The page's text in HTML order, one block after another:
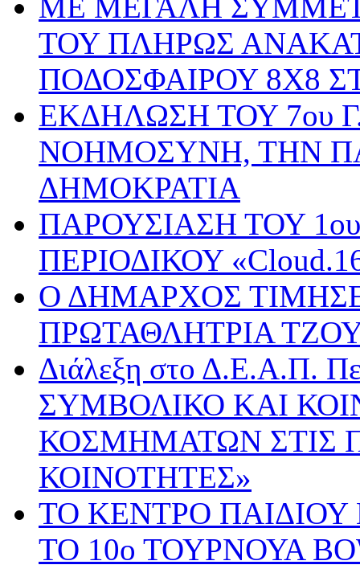
ΜΕ ΜΕΓΑΛΗ
ΤΟΥ ΠΛΗΡΩΣ
ΠΟΔΟΣΦΑΙΡΟΥ 8Χ8
ΕΚΔΗΛΩΣΗ ΤΟΥ 7ου
ΝΟΗΜΟΣΥΝΗ, ΤΗΝ
ΔΗΜΟΚΡΑΤΙΑ
ΠΑΡΟΥΣΙΑΣΗ ΤΟΥ
ΠΕΡΙΟΔΙΚΟΥ
Ο ΔΗΜΑΡΧΟΣ
ΠΡΩΤΑΘΛΗΤΡΙΑ
Διάλεξη στο Δ.Ε.Α.Π.
ΣΥΜΒΟΛΙΚΟ ΚΑΙ
ΚΟΣΜΗΜΑΤΩΝ ΣΤΙΣ
ΚΟΙΝΟΤΗΤΕΣ»
ΤΟ ΚΕΝΤΡΟ
ΤΟ 10ο ΤΟΥΡΝΟΥΑ